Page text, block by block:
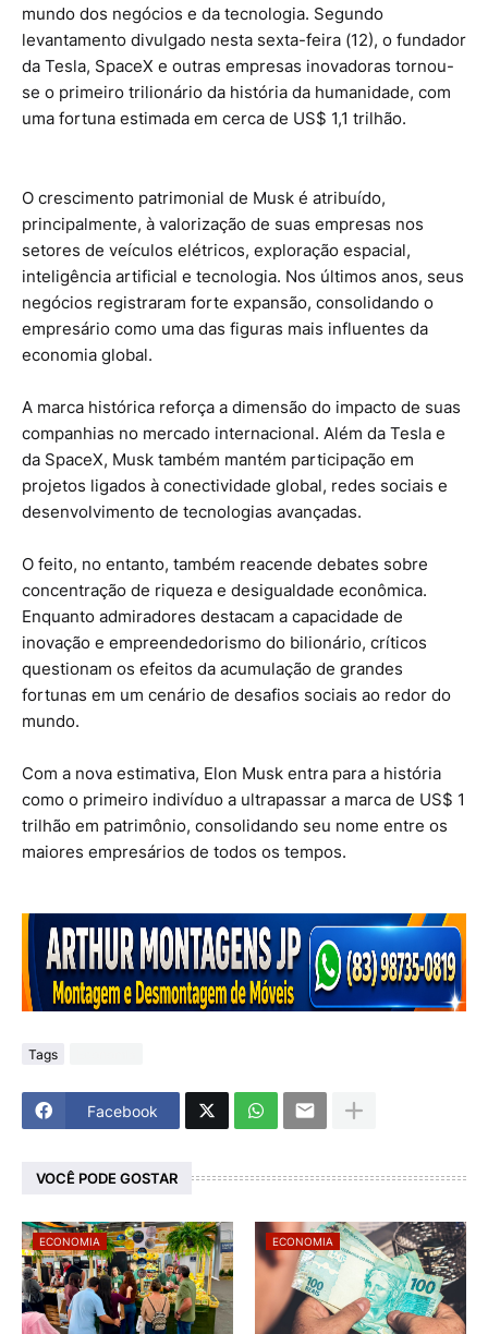
mundo dos negócios e da tecnologia. Segundo
levantamento divulgado nesta sexta-feira (12), o fundador
da Tesla, SpaceX e outras empresas inovadoras tornou-
se o primeiro trilionário da história da humanidade, com
uma fortuna estimada em cerca de US$ 1,1 trilhão.
O crescimento patrimonial de Musk é atribuído,
principalmente, à valorização de suas empresas nos
setores de veículos elétricos, exploração espacial,
inteligência artificial e tecnologia. Nos últimos anos, seus
negócios registraram forte expansão, consolidando o
empresário como uma das figuras mais influentes da
economia global.
A marca histórica reforça a dimensão do impacto de suas
companhias no mercado internacional. Além da Tesla e
da SpaceX, Musk também mantém participação em
projetos ligados à conectividade global, redes sociais e
desenvolvimento de tecnologias avançadas.
O feito, no entanto, também reacende debates sobre
concentração de riqueza e desigualdade econômica.
Enquanto admiradores destacam a capacidade de
inovação e empreendedorismo do bilionário, críticos
questionam os efeitos da acumulação de grandes
fortunas em um cenário de desafios sociais ao redor do
mundo.
Com a nova estimativa, Elon Musk entra para a história
como o primeiro indivíduo a ultrapassar a marca de US$ 1
trilhão em patrimônio, consolidando seu nome entre os
maiores empresários de todos os tempos.
Tags
Facebook
VOCÊ PODE GOSTAR
ECONOMIA ECONOMIA